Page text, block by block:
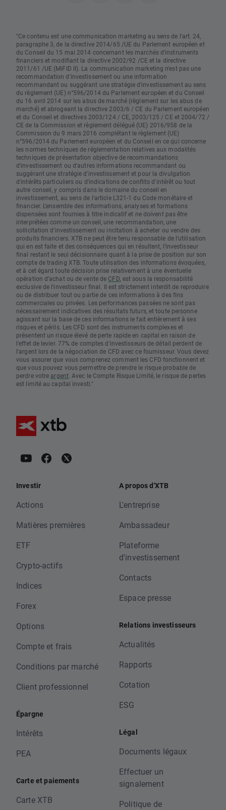
"Ce contenu est une communication marketing au sens de l'art. 24,
paragraphe 3, de la directive 2014/65 /UE du Parlement européen et
du Conseil du 15 mai 2014 concernant les marchés d'instruments
financiers et modifiant la directive 2002/92 /CE et la directive
2011/61 /UE (MiFID II). La communication marketing n'est pas une
recommandation d'investissement ou une information
recommandant ou suggérant une stratégie d'investissement au sens
du règlement (UE) n°596/2014 du Parlement européen et du Conseil
du 16 avril 2014 sur les abus de marché (règlement sur les abus de
marché) et abrogeant la directive 2003/6 / CE du Parlement européen
et du Conseil et directives 2003/124 / CE, 2003/125 / CE et 2004/72 /
CE de la Commission et règlement délégué (UE) 2016/958 de la
Commission du 9 mars 2016 complétant le règlement (UE)
n°596/2014 du Parlement européen et du Conseil en ce qui concerne
les normes techniques de réglementation relatives aux modalités
techniques de présentation objective de recommandations
d'investissement ou d'autres informations recommandant ou
suggérant une stratégie d'investissement et pour la divulgation
d'intérêts particuliers ou d'indications de conflits d'intérêt ou tout
autre conseil, y compris dans le domaine du conseil en
investissement, au sens de l'article L321-1 du Code monétaire et
financier. L’ensemble des informations, analyses et formations
dispensées sont fournies à titre indicatif et ne doivent pas être
interprétées comme un conseil, une recommandation, une
sollicitation d’investissement ou incitation à acheter ou vendre des
produits financiers. XTB ne peut être tenu responsable de l’utilisation
qui en est faite et des conséquences qui en résultent, l’investisseur
final restant le seul décisionnaire quant à la prise de position sur son
compte de trading XTB. Toute utilisation des informations évoquées,
et à cet égard toute décision prise relativement à une éventuelle
opération d’achat ou de vente de CFD , est sous la responsabilité
exclusive de l’investisseur final. Il est strictement interdit de reproduire
ou de distribuer tout ou partie de ces informations à des fins
commerciales ou privées. Les performances passées ne sont pas
nécessairement indicatives des résultats futurs, et toute personne
agissant sur la base de ces informations le fait entièrement à ses
risques et périls. Les CFD sont des instruments complexes et
présentent un risque élevé de perte rapide en capital en raison de
l'effet de levier. 77% de comptes d'investisseurs de détail perdent de
l'argent lors de la négociation de CFD avec ce fournisseur. Vous devez
vous assurer que vous comprenez comment les CFD fonctionnent et
que vous pouvez vous permettre de prendre le risque probable de
perdre votre argent. Avec le Compte Risque Limité, le risque de pertes
est limité au capital investi."
Investir
Actions
Matières premières
ETF
Crypto-actifs
Indices
Forex
Options
Compte et frais
Conditions par marché
Client professionnel
Épargne
Intérêts
PEA
Carte et paiements
Carte XTB
A propos d'XTB
L'entreprise
Ambassadeur
Plateforme
d'investissement
Contacts
Espace presse
Relations investisseurs
Actualités
Rapports
Cotation
ESG
Légal
Documents légaux
Effectuer un
signalement
Politique de